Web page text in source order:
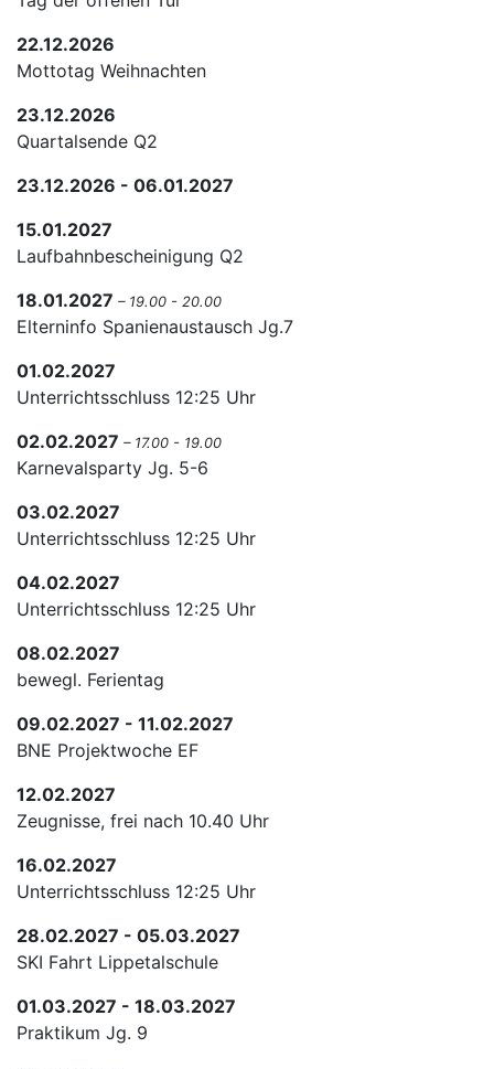
22.12.2026
Mottotag Weihnachten
23.12.2026
Quartalsende Q2
23.12.2026 - 06.01.2027
15.01.2027
Laufbahnbescheinigung Q2
18.01.2027 – 19.00 - 20.00
Elterninfo Spanienaustausch Jg.7
01.02.2027
Unterrichtsschluss 12:25 Uhr
02.02.2027 – 17.00 - 19.00
Karnevalsparty Jg. 5-6
03.02.2027
Unterrichtsschluss 12:25 Uhr
04.02.2027
Unterrichtsschluss 12:25 Uhr
08.02.2027
bewegl. Ferientag
09.02.2027 - 11.02.2027
BNE Projektwoche EF
12.02.2027
Zeugnisse, frei nach 10.40 Uhr
16.02.2027
Unterrichtsschluss 12:25 Uhr
28.02.2027 - 05.03.2027
SKI Fahrt Lippetalschule
01.03.2027 - 18.03.2027
Praktikum Jg. 9